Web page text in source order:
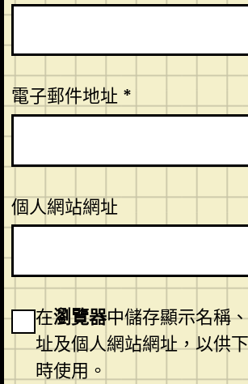
電子郵件地址 *
個人網站網址
在瀏覽器中儲存顯示名稱
址及個人網站網址，以供
時使用。